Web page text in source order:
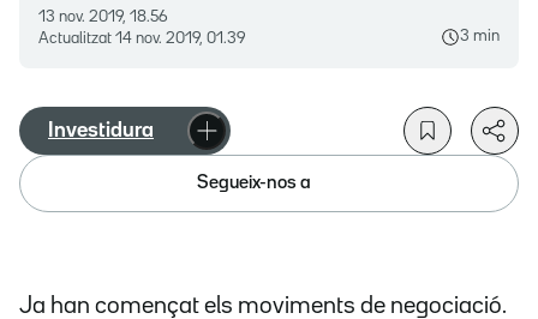
13 nov. 2019, 18.56
Actualitzat 14 nov. 2019, 01.39 3 min
Investidura
Segueix-nos a
Ja han començat els moviments de negociació.